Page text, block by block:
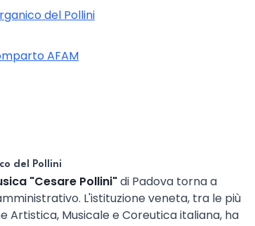
del Pollini
AFAM
del Pollini
"Cesare Pollini"di Padova torna a
L'istituzione veneta, tra le più
Artistica, Musicale e Coreutica italiana, ha